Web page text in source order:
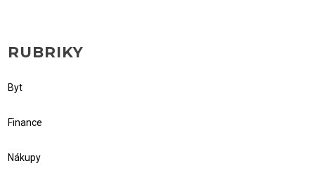
RUBRIKY
Byt
Finance
Nákupy